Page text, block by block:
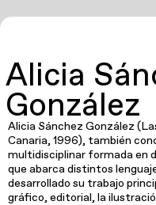
Alicia
González
Alicia Sánchez González
Canaria, 1996), también
multidisciplinar formada en
que abarca distintos
desarrollado su trabajo
gráfico, editorial, la